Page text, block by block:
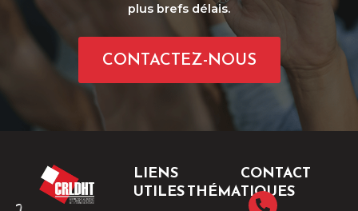
plus brefs délais.
CONTACTEZ-NOUS
LIENS
UTILES THÉMATIQUES
CONTACT